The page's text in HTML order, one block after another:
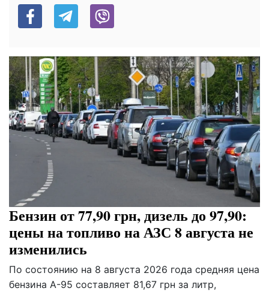
Бензин от 77,90 грн, дизель до 97,90:
цены на топливо на АЗС 8 августа не
изменились
По состоянию на 8 августа 2026 года средняя цена
бензина А-95 составляет 81,67 грн за литр,